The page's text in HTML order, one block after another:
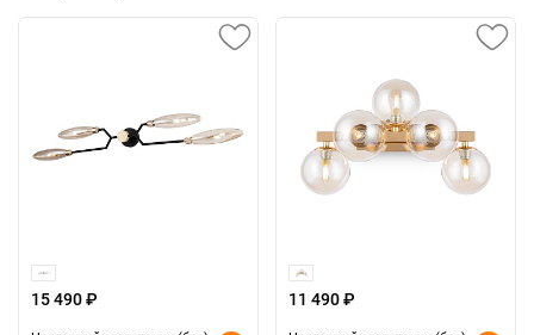
15 490 ₽ 11 490 ₽